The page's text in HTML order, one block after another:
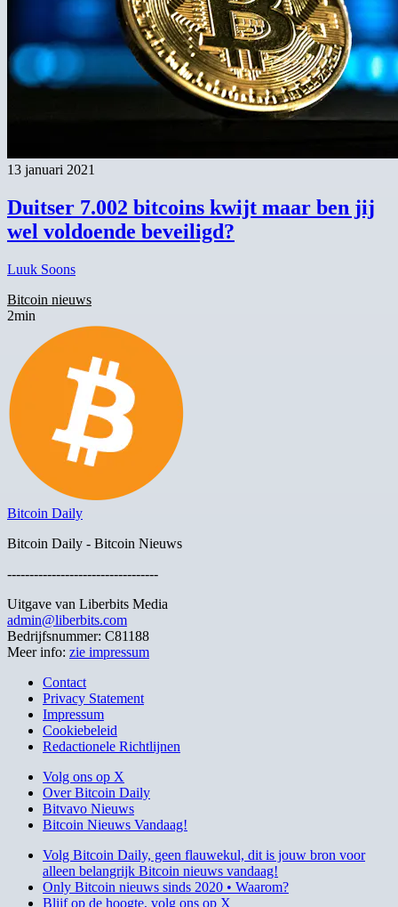
13 januari 2021
Duitser 7.002 bitcoins kwijt maar ben jij
wel voldoende beveiligd?
Luuk Soons
Bitcoin nieuws
2min
Bitcoin Daily
Bitcoin Daily - Bitcoin Nieuws
----------------------------------
Uitgave van Liberbits Media
admin@liberbits.com
Bedrijfsnummer: C81188
Meer info: zie impressum
Contact
Privacy Statement
Impressum
Cookiebeleid
Redactionele Richtlijnen
Volg ons op X
Over Bitcoin Daily
Bitvavo Nieuws
Bitcoin Nieuws Vandaag!
Volg Bitcoin Daily, geen flauwekul, dit is jouw bron voor
alleen belangrijk Bitcoin nieuws vandaag!
Only Bitcoin nieuws sinds 2020 • Waarom?
Blijf op de hoogte, volg ons op X